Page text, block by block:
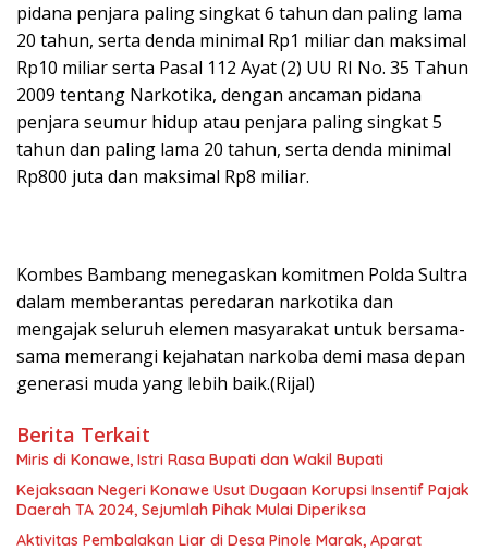
pidana penjara paling singkat 6 tahun dan paling lama
20 tahun, serta denda minimal Rp1 miliar dan maksimal
Rp10 miliar serta Pasal 112 Ayat (2) UU RI No. 35 Tahun
2009 tentang Narkotika, dengan ancaman pidana
penjara seumur hidup atau penjara paling singkat 5
tahun dan paling lama 20 tahun, serta denda minimal
Rp800 juta dan maksimal Rp8 miliar.
Kombes Bambang menegaskan komitmen Polda Sultra
dalam memberantas peredaran narkotika dan
mengajak seluruh elemen masyarakat untuk bersama-
sama memerangi kejahatan narkoba demi masa depan
generasi muda yang lebih baik.(Rijal)
Berita Terkait
Miris di Konawe, Istri Rasa Bupati dan Wakil Bupati
Kejaksaan Negeri Konawe Usut Dugaan Korupsi Insentif Pajak
Daerah TA 2024, Sejumlah Pihak Mulai Diperiksa
Aktivitas Pembalakan Liar di Desa Pinole Marak, Aparat